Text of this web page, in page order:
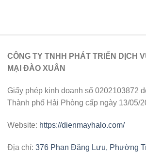
CÔNG TY TNHH PHÁT TRIỂN DỊCH
MẠI ĐÀO XUÂN
Giấy phép kinh doanh số 0202103872
Thành phố Hải Phòng cấp ngày 13/05/
Website: https://dienmayhalo.com/
Địa chỉ: 376 Phan Đăng Lưu, Phường